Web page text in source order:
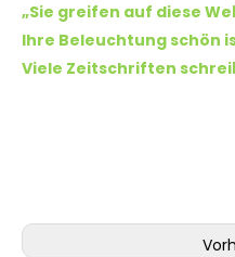
„Sie greifen auf diese
Ihre Beleuchtung schön
Viele Zeitschriften